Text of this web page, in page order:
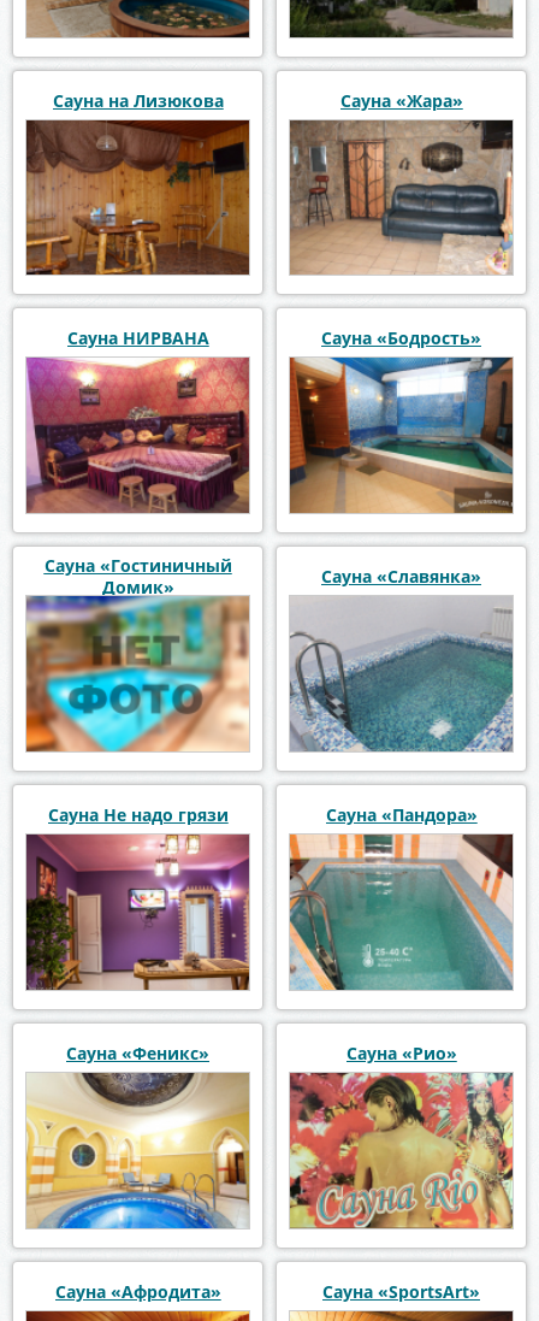
Сауна на Лизюкова Сауна «Жара»
Сауна НИРВАНА Сауна «Бодрость»
Сауна «Гостиничный
Домик»
Сауна «Славянка»
Сауна Не надо грязи Сауна «Пандора»
Сауна «Феникс» Сауна «Рио»
Сауна «Афродита» Сауна «SportsArt»